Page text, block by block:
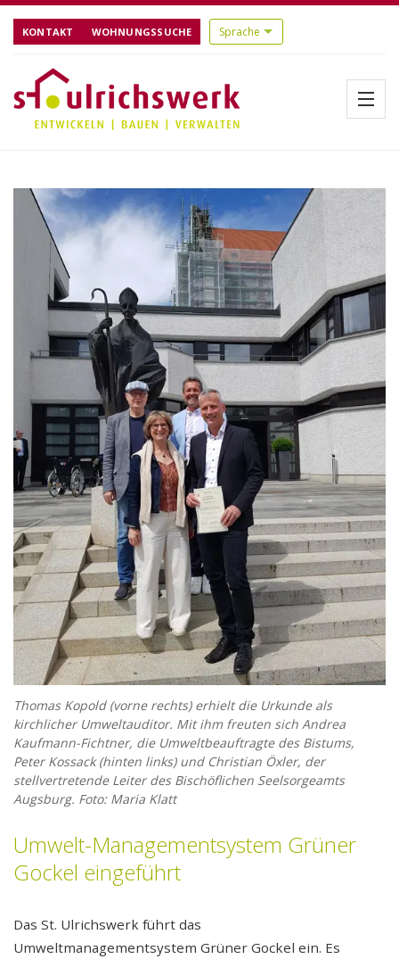
KONTAKT WOHNUNGSSUCHE
Menü
Startseite
Über uns
Aktuelles
Bauen
Referenzen
Entwickeln
Referenzen
Verwalten
Mieten
Reparaturmeldung
Bedienungsanleitungen
Stellenangebote
Thomas Kopold (vorne rechts) erhielt die Urkunde als
kirchlicher Umweltauditor. Mit ihm freuten sich Andrea
Kaufmann-Fichtner, die Umweltbeauftragte des Bistums,
Peter Kossack (hinten links) und Christian Öxler, der
stellvertretende Leiter des Bischöflichen Seelsorgeamts
Augsburg. Foto: Maria Klatt
Umwelt-Managementsystem Grüner
Gockel eingeführt
Das St. Ulrichswerk führt das
Umweltmanagementsystem Grüner Gockel ein. Es